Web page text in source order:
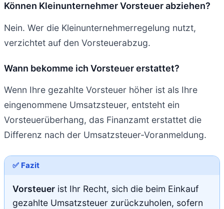
Können Kleinunternehmer Vorsteuer abziehen?
Nein. Wer die Kleinunternehmerregelung nutzt,
verzichtet auf den Vorsteuerabzug.
Wann bekomme ich Vorsteuer erstattet?
Wenn Ihre gezahlte Vorsteuer höher ist als Ihre
eingenommene Umsatzsteuer, entsteht ein
Vorsteuerüberhang, das Finanzamt erstattet die
Differenz nach der Umsatzsteuer-Voranmeldung.
✅ Fazit
Vorsteuer ist Ihr Recht, sich die beim Einkauf
gezahlte Umsatzsteuer zurückzuholen, sofern